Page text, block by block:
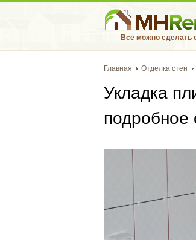
Все можно сделать
Главная Отделка стен
Укладка
подробное